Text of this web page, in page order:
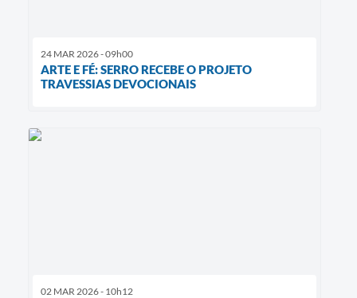
24 MAR 2026 - 09h00
​ARTE E FÉ: SERRO RECEBE O PROJETO
TRAVESSIAS DEVOCIONAIS
02 MAR 2026 - 10h12